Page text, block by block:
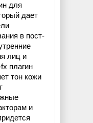
для
дает
в пост-
лиц и
плагин
тон кожи
и